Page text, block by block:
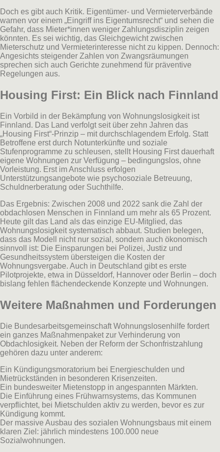
Doch es gibt auch Kritik. Eigentümer- und Vermieterverbände
warnen vor einem „Eingriff ins Eigentumsrecht“ und sehen die
Gefahr, dass Mieter*innen weniger Zahlungsdisziplin zeigen
könnten. Es sei wichtig, das Gleichgewicht zwischen
Mieterschutz und Vermieterinteresse nicht zu kippen. Dennoch:
Angesichts steigender Zahlen von Zwangsräumungen
sprechen sich auch Gerichte zunehmend für präventive
Regelungen aus.
Housing First: Ein Blick nach Finnland
Ein Vorbild in der Bekämpfung von Wohnungslosigkeit ist
Finnland. Das Land verfolgt seit über zehn Jahren das
„Housing First“-Prinzip – mit durchschlagendem Erfolg. Statt
Betroffene erst durch Notunterkünfte und soziale
Stufenprogramme zu schleusen, stellt Housing First dauerhaft
eigene Wohnungen zur Verfügung – bedingungslos, ohne
Vorleistung. Erst im Anschluss erfolgen
Unterstützungsangebote wie psychosoziale Betreuung,
Schuldnerberatung oder Suchthilfe.
Das Ergebnis: Zwischen 2008 und 2022 sank die Zahl der
obdachlosen Menschen in Finnland um mehr als 65 Prozent.
Heute gilt das Land als das einzige EU-Mitglied, das
Wohnungslosigkeit systematisch abbaut. Studien belegen,
dass das Modell nicht nur sozial, sondern auch ökonomisch
sinnvoll ist: Die Einsparungen bei Polizei, Justiz und
Gesundheitssystem übersteigen die Kosten der
Wohnungsvergabe. Auch in Deutschland gibt es erste
Pilotprojekte, etwa in Düsseldorf, Hannover oder Berlin – doch
bislang fehlen flächendeckende Konzepte und Wohnungen.
Weitere Maßnahmen und Forderungen
Die Bundesarbeitsgemeinschaft Wohnungslosenhilfe fordert
ein ganzes Maßnahmenpaket zur Verhinderung von
Obdachlosigkeit. Neben der Reform der Schonfristzahlung
gehören dazu unter anderem:
Ein Kündigungsmoratorium bei Energieschulden und
Mietrückständen in besonderen Krisenzeiten.
Ein bundesweiter Mietenstopp in angespannten Märkten.
Die Einführung eines Frühwarnsystems, das Kommunen
verpflichtet, bei Mietschulden aktiv zu werden, bevor es zur
Kündigung kommt.
Der massive Ausbau des sozialen Wohnungsbaus mit einem
klaren Ziel: jährlich mindestens 100.000 neue
Sozialwohnungen.